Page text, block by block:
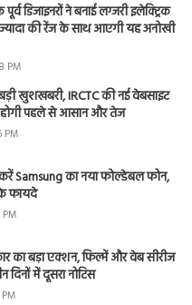
डिजाइनरों ने बनाई लग्जरी इलेक्ट्रिक
की रेंज के साथ आएगी यह अनोखी
PM
खुशखबरी, IRCTC की नई वेबसाइट
पहले से आसान और तेज
PM
Samsung का नया फोल्डेबल फोन,
फायदे
का बड़ा एक्शन, फिल्में और वेब सीरीज
दिनों में दूसरा नोटिस